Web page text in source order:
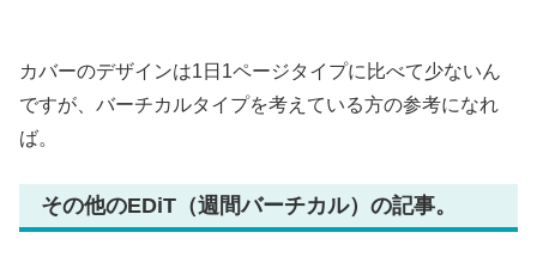
カバーのデザインは1日1ページタイプに比べて少ないん
ですが、バーチカルタイプを考えている方の参考になれ
ば。
その他のEDiT（週間バーチカル）の記事。